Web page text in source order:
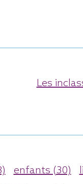
Les
enfants (30)